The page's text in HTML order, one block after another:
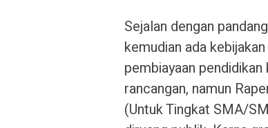
Sejalan dengan
kemudian ada
pembiayaan
rancangan, namun
(Untuk Tingkat SMA/